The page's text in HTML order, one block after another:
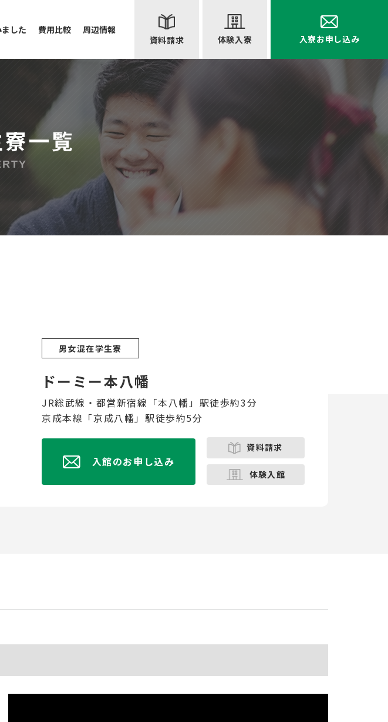
した 費用比較
周辺情報
資料請求
体験入寮 入寮お申し込み
一覧
男女混在学生寮
ドーミー本八幡
JR総武線・都営新宿線「本八幡」駅徒歩約3分
京成本線「京成八幡」駅徒歩約5分
入館のお申し込み
資料請求
体験入館